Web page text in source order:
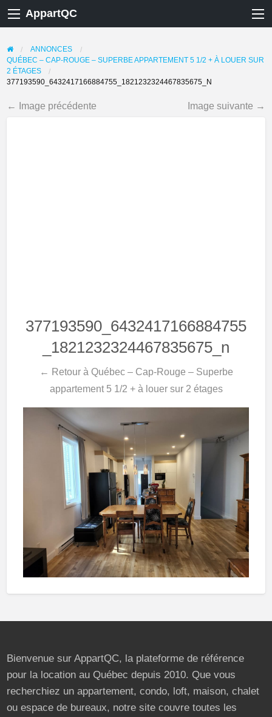
AppartQC
ANNONCES
QUÉBEC – CAP-ROUGE – SUPERBE APPARTEMENT 5 1/2 + À LOUER SUR
2 ÉTAGES
377193590_6432417166884755_1821232324467835675_N
← Image précédente Image suivante →
377193590_6432417166884755
_1821232324467835675_n
← Retour à Québec – Cap-Rouge – Superbe
appartement 5 1/2 + à louer sur 2 étages
Bienvenue sur AppartQC, la plateforme de référence
pour la location au Québec depuis 2010. Que vous
recherchiez un appartement, condo, loft, maison, chalet
ou espace de bureaux, notre site couvre toutes les